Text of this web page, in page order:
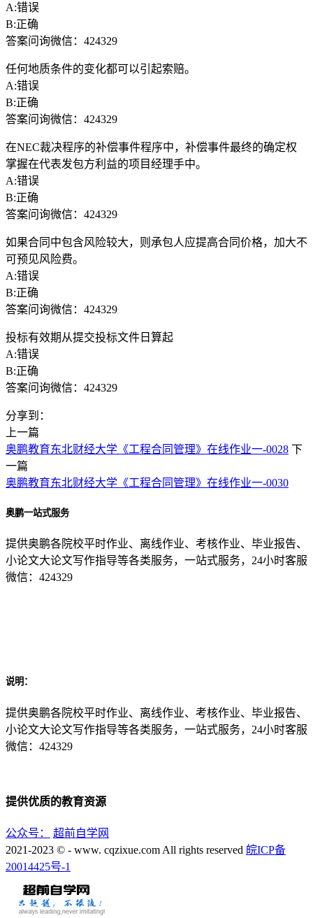
A:错误
B:正确
答案问询微信：424329
任何地质条件的变化都可以引起索赔。
A:错误
B:正确
答案问询微信：424329
在NEC裁决程序的补偿事件程序中，补偿事件最终的确定权
掌握在代表发包方利益的项目经理手中。
A:错误
B:正确
答案问询微信：424329
如果合同中包含风险较大，则承包人应提高合同价格，加大不
可预见风险费。
A:错误
B:正确
答案问询微信：424329
投标有效期从提交投标文件日算起
A:错误
B:正确
答案问询微信：424329
分享到：
上一篇
奥鹏教育东北财经大学《工程合同管理》在线作业一-0028 下
一篇
奥鹏教育东北财经大学《工程合同管理》在线作业一-0030
奥鹏一站式服务
提供奥鹏各院校平时作业、离线作业、考核作业、毕业报告、
小论文大论文写作指导等各类服务，一站式服务，24小时客服
微信：424329
说明：
提供奥鹏各院校平时作业、离线作业、考核作业、毕业报告、
小论文大论文写作指导等各类服务，一站式服务，24小时客服
微信：424329
提供优质的教育资源
公众号：
超前自学网
2021-2023 © - www. cqzixue.com All rights reserved 皖ICP备
20014425号-1